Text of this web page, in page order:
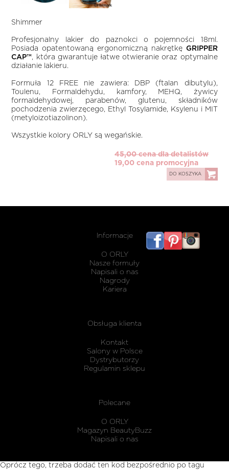
Shimmer
Profesjonalny lakier do paznokci o pojemności 18ml.
Posiada opatentowaną ergonomiczną nakrętkę GRIPPER
CAP™, która gwarantuje łatwe otwieranie oraz optymalne
działanie lakieru.
Formuła 12 FREE nie zawiera: DBP (ftalan dibutylu),
Toulenu, Formaldehydu, kamfory, MEHQ, żywicy
formaldehydowej, parabenów, glutenu, składników
pochodzenia zwierzęcego, Ethyl Tosylamide, Ksylenu i MIT
(metyloizotiazolinon).
Wszystkie kolory ORLY są wegańskie.
45,00 cena dla detalistów
19,00 cena promocyjna
DO KOSZYKA
Informacje
O ORLY
Nasze formuły
Napisali o nas
Nagrody
Kariera
Obsługa klienta
Kontakt
Salony w Polsce
Dystrybutorzy
Regulamin sklepu
Polecane
O ORLY
Magazyn BeautyBuzz
Napisali o nas
Oprócz tego, trzeba dodać ten kod bezpośrednio po tagu